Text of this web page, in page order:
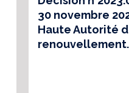
30 novembre
Haute Autorité